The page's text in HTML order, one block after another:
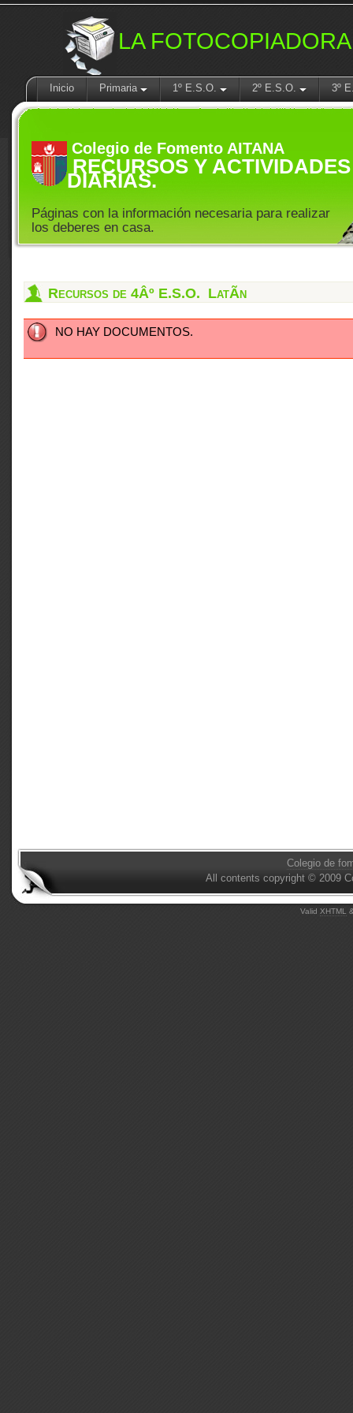
LA FOTOCOPIADORA
Inicio Primaria 1º E.S.O. 2º E.S.O. 3º
Colegio de Fomento AITANA
RECURSOS Y ACTIVIDADES
DIARIAS.
Páginas con la información necesaria para realizar
los deberes en casa.
Recursos de 4Âº E.S.O. LatÃ­n
NO HAY DOCUMENTOS.
Colegio de
All contents copyright © 2009
Valid XHTML